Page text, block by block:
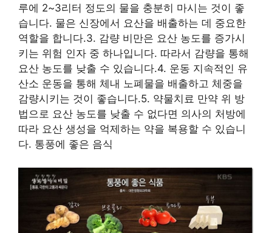
루에 2~3리터 정도의 물을 충분히 마시는 것이 좋
습니다. 물은 신장에서 요산을 배출하는 데 중요한
역할을 합니다.3. 감량 비만은 요산 농도를 증가시
키는 위험 인자 중 하나입니다. 따라서 감량을 통해
요산 농도를 낮출 수 있습니다.4. 운동 지속적인 유
산소 운동을 통해 체내 노폐물을 배출하고 체중을
감량시키는 것이 좋습니다.5. 약물치료 만약 위 방
법으로 요산 농도를 낮출 수 없다면 의사의 처방에
따라 요산 생성을 억제하는 약을 복용할 수 있습니
다. 통풍에 좋은 음식